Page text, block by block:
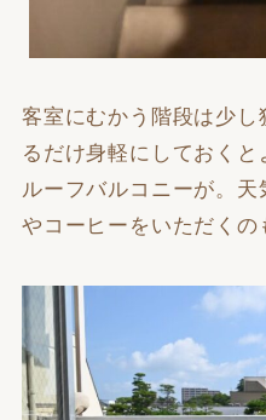
客室にむかう階段は少し
るだけ身軽にしておく
ルーフバルコニーが。
やコーヒーをいただくの